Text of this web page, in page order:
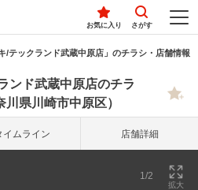
お気に入り さがす
/テックランド武蔵中原店」のチラシ・店舗情報
ンド武蔵中原店のチラ
県川崎市中原区）
イム ライン 店舗詳細
1/2
拡大